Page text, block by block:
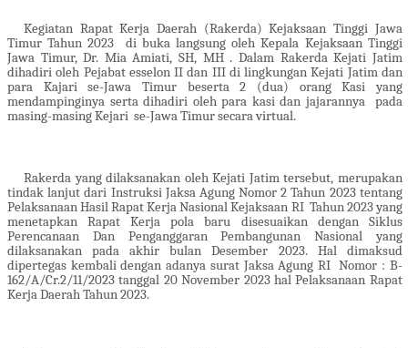
Kegiatan Rapat Kerja Daerah (Rakerda) Kejaksaan Tinggi Jawa
Timur Tahun 2023
di buka langsung oleh Kepala Kejaksaan Tinggi
Jawa Timur, Dr. Mia Amiati, SH, MH . Dalam Rakerda Kejati Jatim
dihadiri oleh Pejabat esselon II dan III di lingkungan Kejati Jatim dan
para Kajari se-Jawa Timur beserta 2 (dua) orang Kasi yang
mendampinginya serta dihadiri oleh para kasi dan jajarannya
pada
masing-masing Kejari se-Jawa Timur secara virtual.
Rakerda yang dilaksanakan oleh Kejati Jatim tersebut, merupakan
tindak lanjut dari Instruksi Jaksa Agung Nomor 2 Tahun 2023 tentang
Pelaksanaan Hasil Rapat Kerja Nasional Kejaksaan RI Tahun 2023 yang
menetapkan Rapat Kerja pola baru disesuaikan dengan Siklus
Perencanaan Dan Penganggaran Pembangunan Nasional yang
dilaksanakan pada akhir bulan Desember 2023. Hal dimaksud
dipertegas kembali dengan adanya surat Jaksa Agung RI Nomor : B-
162/A/Cr.2/11/2023 tanggal 20 November 2023 hal Pelaksanaan Rapat
Kerja Daerah Tahun 2023.